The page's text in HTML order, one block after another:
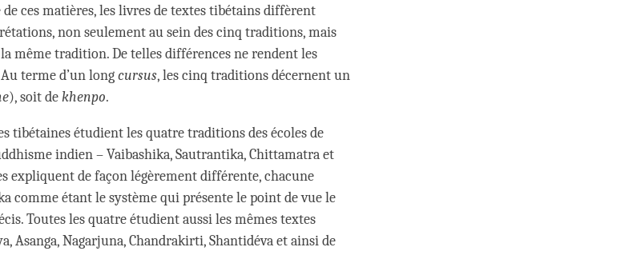
ces matières, les livres de textes tibétains diffèrent
non seulement au sein des cinq traditions, mais
même tradition. De telles différences ne rendent les
terme d’un longcursus, les cinq traditions décernent un
), soit dekhenpo.
tibétaines étudient les quatre traditions des écoles de
indien – Vaibashika, Sautrantika, Chittamatra et
expliquent de façon légèrement différente, chacune
comme étant le système qui présente le point de vue le
Toutes les quatre étudient aussi les mêmes textes
Asanga, Nagarjuna, Chandrakirti, Shantidéva et ainsi de